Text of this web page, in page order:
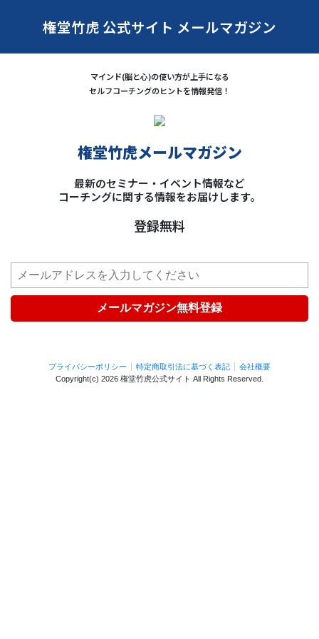
権堂竹虎 公式サイト メールマガジン
マインド(脳と心)の使い方が上手になる
セルフコーチングのヒントを情報発信！
権堂竹虎メールマガジン
最新のセミナー・イベント情報など
コーチングに関する情報をお届けします。
登録無料
メールマガジン無料登録
プライバシーポリシー 特定商取引法に基づく表記
会社概要
Copyright(c) 2026 権堂竹虎公式サイト All Rights Reserved.